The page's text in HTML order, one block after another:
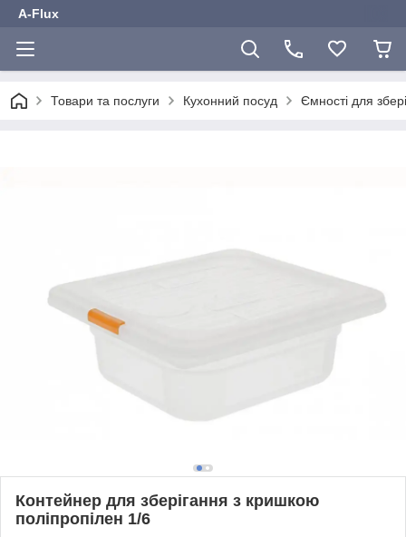
A-Flux
Товари та послуги Кухонний посуд Ємності для
Контейнер для зберігання з кришкою
поліпропілен 1/6